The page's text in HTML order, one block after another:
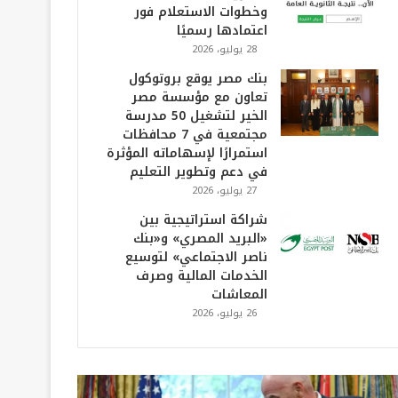
وخطوات الاستعلام فور
اعتمادها رسميًا
28 يوليو، 2026
بنك مصر يوقع بروتوكول
تعاون مع مؤسسة مصر
الخير لتشغيل 50 مدرسة
مجتمعية في 7 محافظات
استمرارًا لإسهاماته المؤثرة
في دعم وتطوير التعليم
27 يوليو، 2026
شراكة استراتيجية بين
«البريد المصري» و«بنك
ناصر الاجتماعي» لتوسيع
الخدمات المالية وصرف
المعاشات
26 يوليو، 2026